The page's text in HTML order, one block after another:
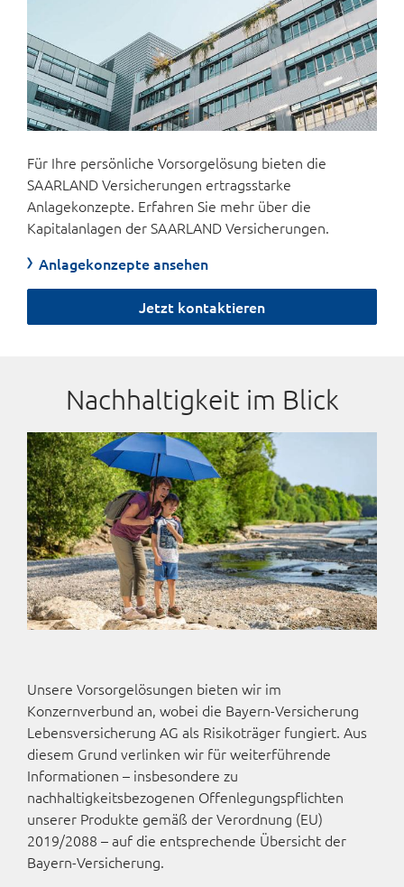
Für Ihre persönliche Vorsorgelösung bieten die
SAARLAND Versicherungen ertragsstarke
Anlagekonzepte. Erfahren Sie mehr über die
Kapitalanlagen der SAARLAND Versicherungen.
Anlagekonzepte ansehen
Jetzt kontaktieren
Nachhaltigkeit im Blick
Unsere Vorsorgelösungen bieten wir im
Konzernverbund an, wobei die Bayern-Versicherung
Lebensversicherung AG als Risikoträger fungiert. Aus
diesem Grund verlinken wir für weiterführende
Informationen – insbesondere zu
nachhaltigkeitsbezogenen Offenlegungspflichten
unserer Produkte gemäß der Verordnung (EU)
2019/2088 – auf die entsprechende Übersicht der
Bayern-Versicherung.